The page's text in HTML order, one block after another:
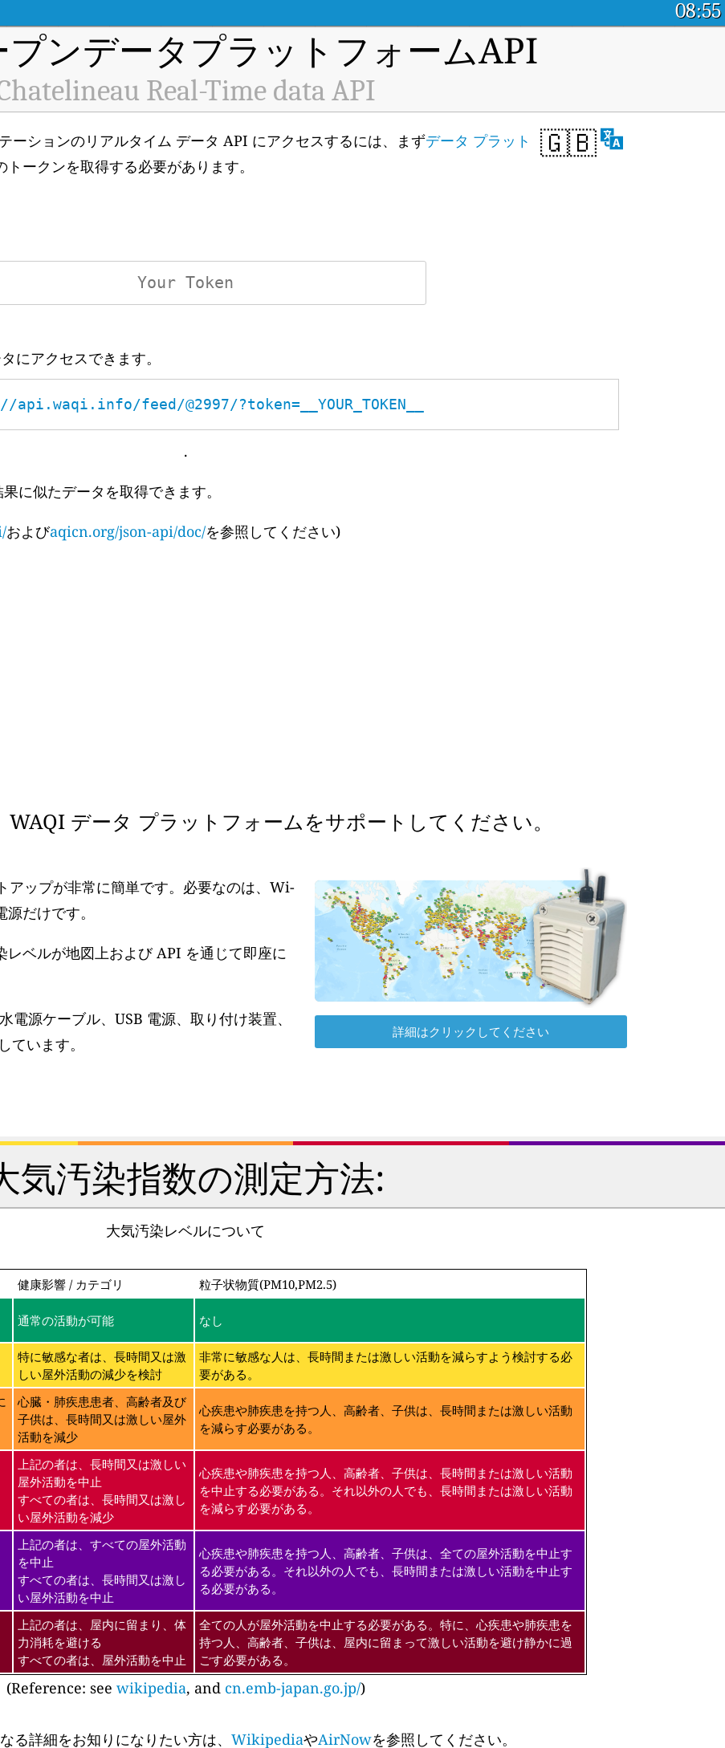
08:55
プンデータプラットフォームAPI
Real-Time data API
🇬🇧
ションのリアルタイム データ API にアクセスするには、まずデータ プラット
トークンを取得する必要があります。
にアクセスできます。
feed/@2997/?token=__YOUR_TOKEN__
.
に似たデータを取得できます。
およびaqicn.org/json-api/doc/を参照してください)
データ プラットフォームをサポートしてください。
アップが非常に簡単です。必要なのは、Wi-
だけです。
ベルが地図上および API を通じて即座に
源ケーブル、USB 電源、取り付け装置、
います。
詳細はクリックしてください
気汚染指数の測定方法:
大気汚染レベルについて
健康影響 / カテゴリ
粒子状物質(PM10,PM2.5)
通常の活動が可能 なし
特に敏感な者は、長時間又は激
しい屋外活動の減少を検討
非常に敏感な人は、長時間または激しい活動を減らすよう検討する必
要がある。
心臓・肺疾患患者、高齢者及び
子供は、長時間又は激しい屋外
活動を減少
心疾患や肺疾患を持つ人、高齢者、子供は、長時間または激しい活動
を減らす必要がある。
上記の者は、長時間又は激しい
屋外活動を中止
すべての者は、長時間又は激し
い屋外活動を減少
心疾患や肺疾患を持つ人、高齢者、子供は、長時間または激しい活動
を中止する必要がある。それ以外の人でも、長時間または激しい活動
を減らす必要がある。
上記の者は、すべての屋外活動
を中止
すべての者は、長時間又は激し
い屋外活動を中止
心疾患や肺疾患を持つ人、高齢者、子供は、全ての屋外活動を中止す
る必要がある。それ以外の人でも、長時間または激しい活動を中止す
る必要がある。
上記の者は、屋内に留まり、体
力消耗を避ける
すべての者は、屋外活動を中止
全ての人が屋外活動を中止する必要がある。特に、心疾患や肺疾患を
持つ人、高齢者、子供は、屋内に留まって激しい活動を避け静かに過
ごす必要がある。
(Reference: see wikipedia, and cn.emb-japan.go.jp/)
る詳細をお知りになりたい方は、 WikipediaやAirNowを参照してください。